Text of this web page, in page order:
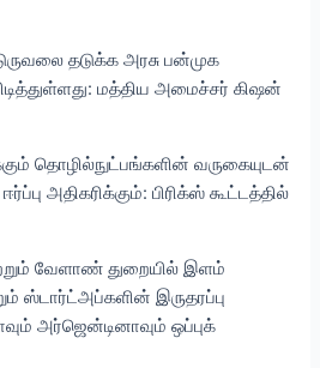
தடுக்க அரசு பன்முக
மத்திய அமைச்சர் கிஷன்
தொழில்நுட்பங்களின் வருகையுடன்
அதிகரிக்கும்: பிரிக்ஸ் கூட்டத்தில்
வேளாண் துறையில் இளம்
ஸ்டார்ட்அப்களின் இருதரப்பு
அர்ஜென்டினாவும் ஒப்புக்